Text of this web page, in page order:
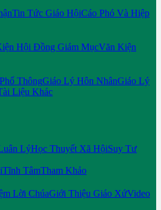
Tin Tức Giáo HộiCáo Phó Và Hiệp
Hội Đồng Giám MụcVăn Kiện
ThôngGiáo Lý Hôn NhânGiáo Lý
Liệu Khác
LýHọc Thuyết Xã HộiSuy Tư
Tĩnh TâmTham Khảo
Lời ChúaGiới Thiệu Giáo XứVideo